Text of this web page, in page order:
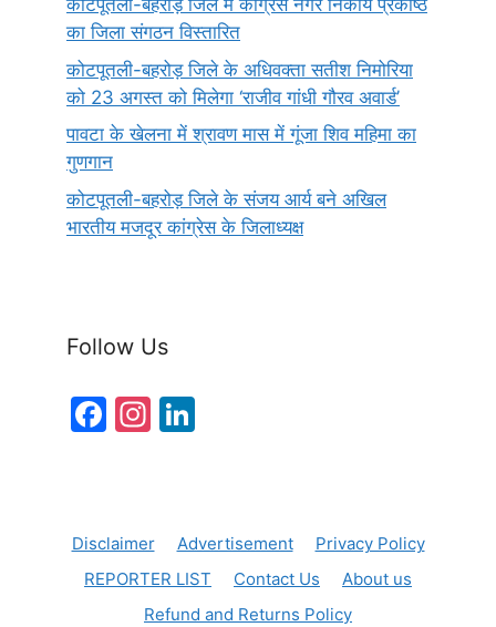
कोटपूतली-बहरोड़ जिले में कांग्रेस नगर निकाय प्रकोष्ठ
का जिला संगठन विस्तारित
कोटपूतली-बहरोड़ जिले के अधिवक्ता सतीश निमोरिया
को 23 अगस्त को मिलेगा ‘राजीव गांधी गौरव अवार्ड’
पावटा के खेलना में श्रावण मास में गूंजा शिव महिमा का
गुणगान
कोटपूतली-बहरोड़ जिले के संजय आर्य बने अखिल
भारतीय मजदूर कांग्रेस के जिलाध्यक्ष
Follow Us
F
b
o
In
a
m
dI
n
Disclaimer Advertisement
Privacy Policy
REPORTER LIST
Contact Us
About us
Refund and Returns Policy